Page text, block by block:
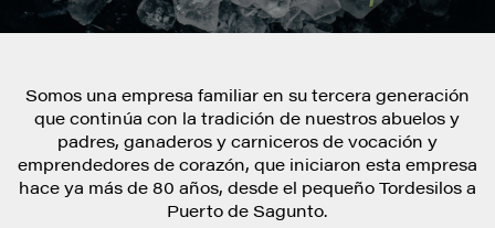
Somos una empresa familiar en su tercera generación
que continúa con la tradición de nuestros abuelos y
padres, ganaderos y carniceros de vocación y
emprendedores de corazón, que iniciaron esta empresa
hace ya más de 80 años, desde el pequeño Tordesilos a
Puerto de Sagunto.